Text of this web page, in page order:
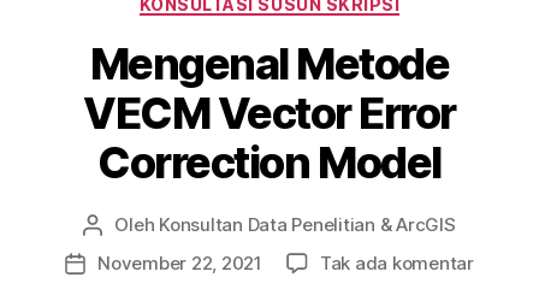
Mengenal Metode
VECM Vector Error
Correction Model
Penulis
artikel
Oleh Konsultan Data Penelitian & ArcGIS
Tanggal
November 22, 2021 Tak ada komentarpada